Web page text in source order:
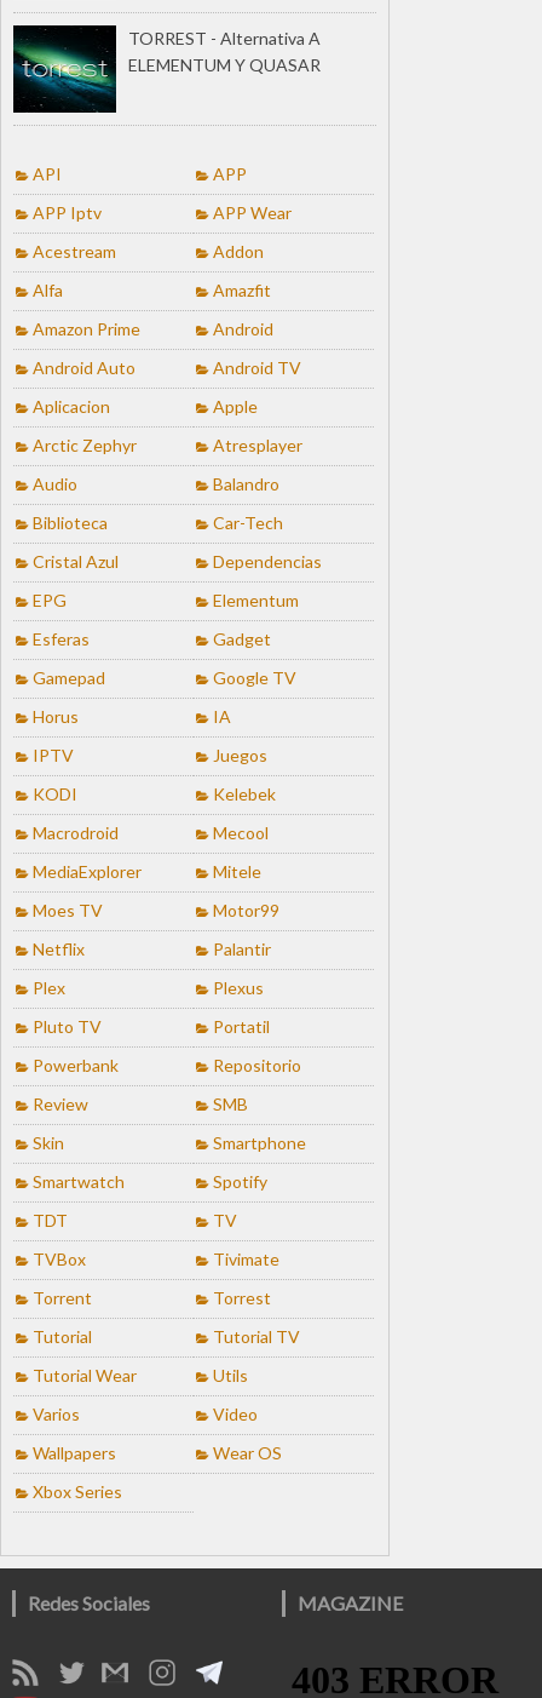
TORREST - Alternativa A
ELEMENTUM Y QUASAR
API
APP
APP Iptv
APP Wear
Acestream
Addon
Alfa
Amazfit
Amazon Prime
Android
Android Auto
Android TV
Aplicacion
Apple
Arctic Zephyr
Atresplayer
Audio
Balandro
Biblioteca
Car-Tech
Cristal Azul
Dependencias
EPG
Elementum
Esferas
Gadget
Gamepad
Google TV
Horus
IA
IPTV
Juegos
KODI
Kelebek
Macrodroid
Mecool
MediaExplorer
Mitele
Moes TV
Motor99
Netflix
Palantir
Plex
Plexus
Pluto TV
Portatil
Powerbank
Repositorio
Review
SMB
Skin
Smartphone
Smartwatch
Spotify
TDT
TV
TVBox
Tivimate
Torrent
Torrest
Tutorial
Tutorial TV
Tutorial Wear
Utils
Varios
Video
Wallpapers
Wear OS
Xbox Series
Redes Sociales MAGAZINE